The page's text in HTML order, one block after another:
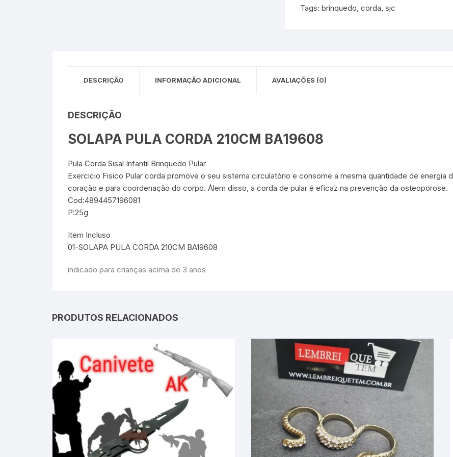
Tags: brinquedo, corda, sjc
DESCRIÇÃO INFORMAÇÃO ADICIONAL AVALIAÇÕES (0)
DESCRIÇÃO
SOLAPA PULA CORDA 210CM BA19608
Pula Corda Sisal Infantil Brinquedo Pular
Exercicio Fisico Pular corda promove o seu sistema circulatório e consome a mesma quantidade de energia
coração e para coordenação do corpo. Álem disso, a corda de pular é eficaz na prevenção da osteoporose.
Cod:4894457196081
P:25g
Item Incluso
01-SOLAPA PULA CORDA 210CM BA19608
indicado para crianças acima de 3 anos
PRODUTOS RELACIONADOS